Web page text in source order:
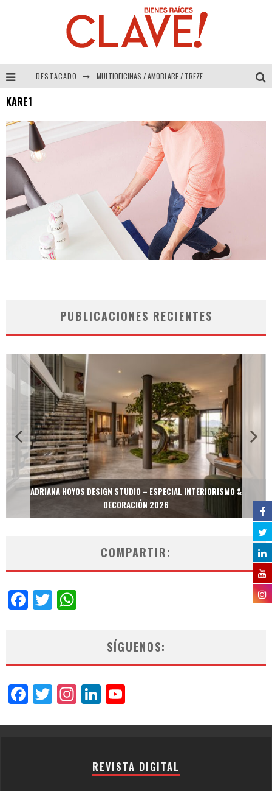
DESTACADO MULTIOFICINAS / AMOBLARE / TREZE – Especial Interiorismo & Decoración 2026
COLINEAL – Especial Interiorismo & Decoración 2026
ADRIANA HOYOS DESIGN STUDIO – Especial Interiorismo & Decoración 2026
KARE1
PUBLICACIONES RECIENTES
ADRIANA HOYOS DESIGN STUDIO – ESPECIAL INTERIORISMO &
DECORACIÓN 2026
COMPARTIR:
Facebook
Twitter
SÍGUENOS:
Facebook
Twitter
Instagram
LinkedIn
REVISTA DIGITAL